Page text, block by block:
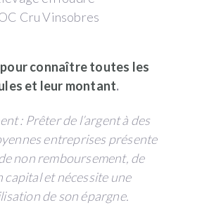
Cru Vinsobres
connaître toutes les
et leur montant.
: Prêter de l’argent à des
entreprises présente
non remboursement, de
capital et nécessite une
de son épargne.